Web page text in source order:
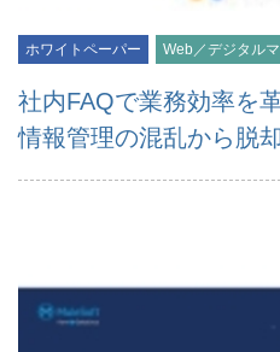
ホワイトペーパー Web／デジタル
社内FAQで業務効率を
情報管理の混乱から脱